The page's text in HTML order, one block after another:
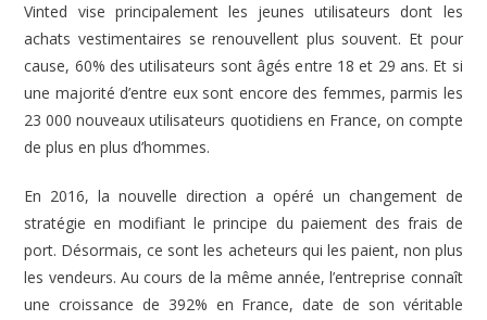
Vinted vise principalement les jeunes utilisateurs dont les
achats vestimentaires se renouvellent plus souvent. Et pour
cause, 60% des utilisateurs sont âgés entre 18 et 29 ans. Et si
une majorité d’entre eux sont encore des femmes, parmis les
23 000 nouveaux utilisateurs quotidiens en France, on compte
de plus en plus d’hommes.
En 2016, la nouvelle direction a opéré un changement de
stratégie en modifiant le principe du paiement des frais de
port. Désormais, ce sont les acheteurs qui les paient, non plus
les vendeurs. Au cours de la même année, l’entreprise connaît
une croissance de 392% en France, date de son véritable